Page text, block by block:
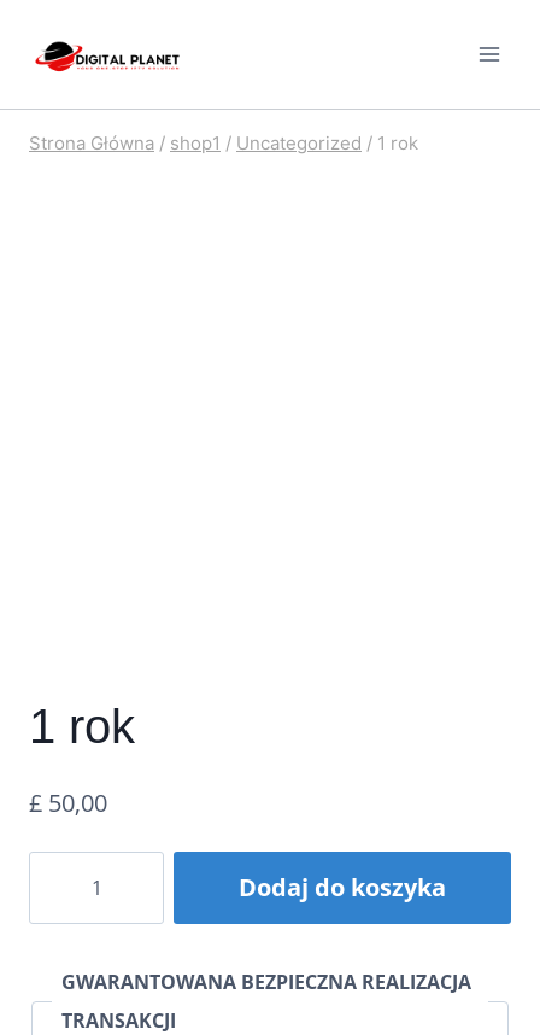
Strona Główna / shop1 / Uncategorized / 1 rok
1 rok
£ 50,00
Dodaj do koszyka
GWARANTOWANA BEZPIECZNA REALIZACJA
TRANSAKCJI